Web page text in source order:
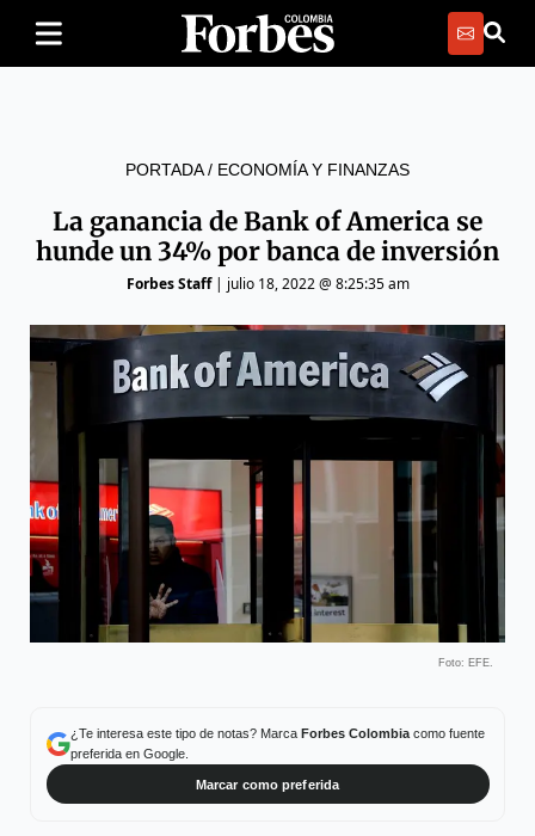
PORTADA/ ECONOMÍA Y FINANZAS
La ganancia de Bank of America se
hunde un 34% por banca de inversión
Forbes Staff| julio 18, 2022 @ 8:25:35 am
Foto: EFE.
¿Te interesa este tipo de notas? Marca Forbes Colombiacomo fuente
preferida en Google.
Marcar como preferida